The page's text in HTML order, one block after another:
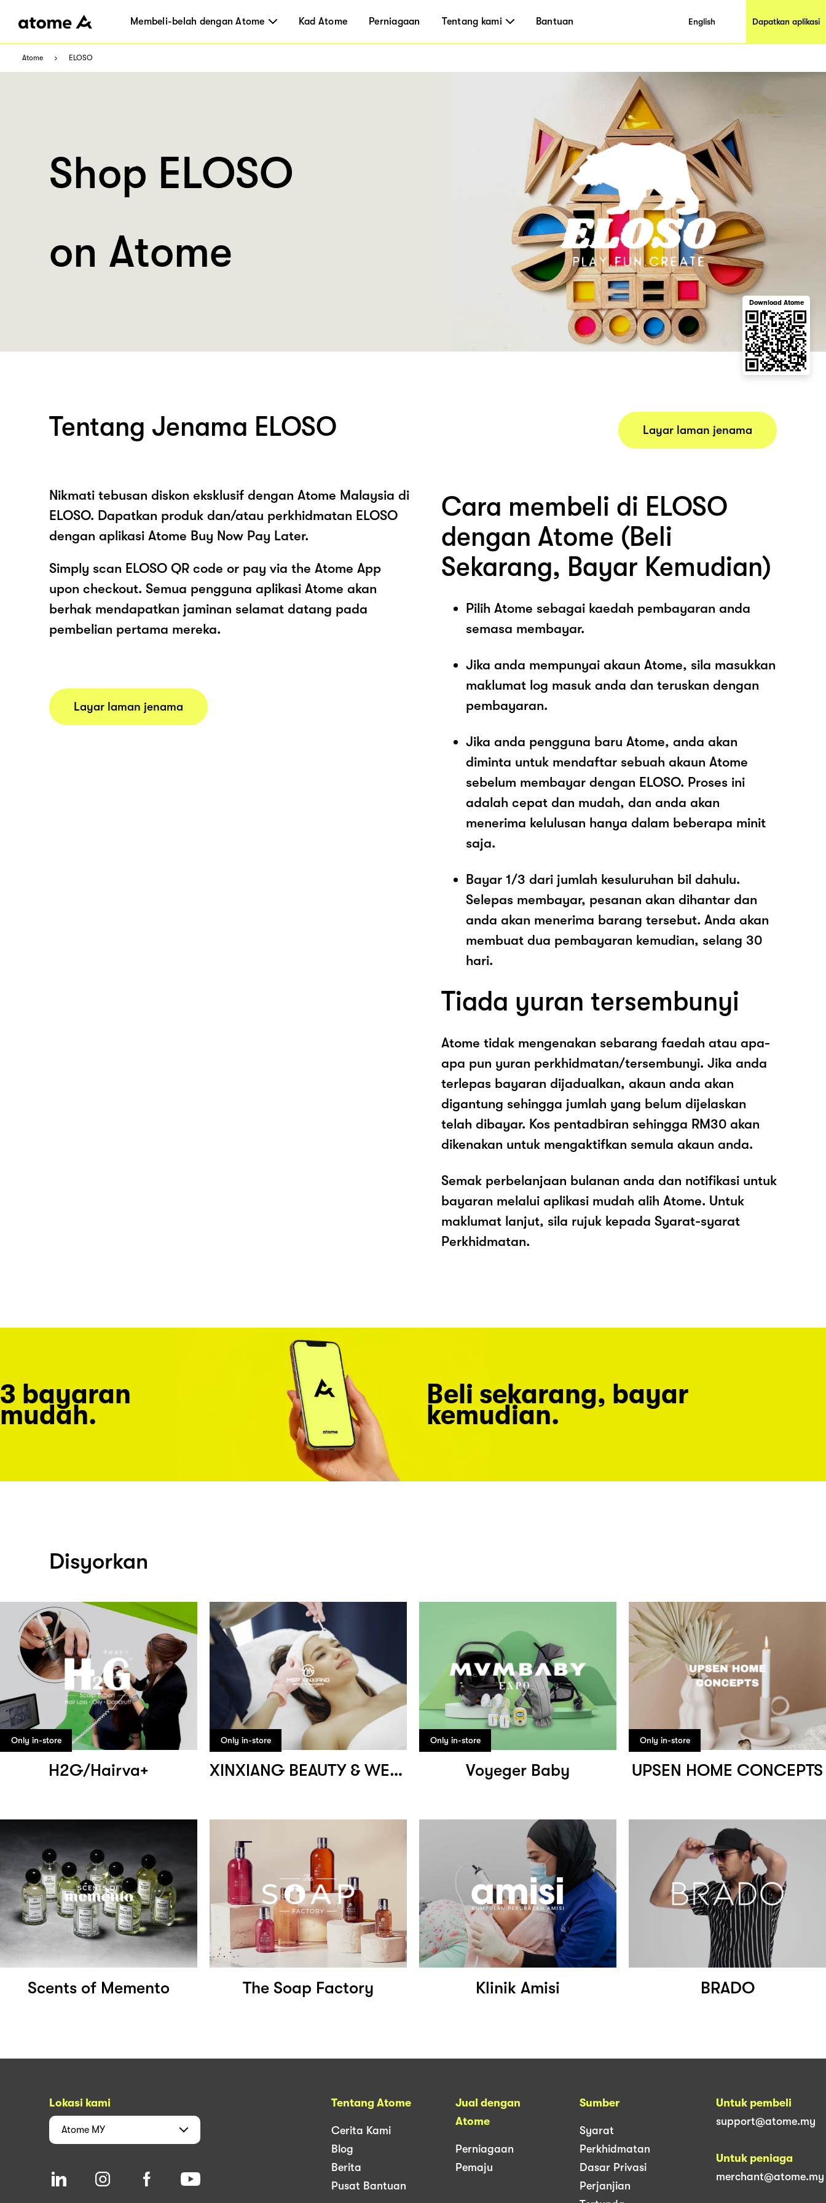
Membeli-belah dengan Atome Kad Atome Perniagaan Tentang kami Bantuan English Dapatkan aplikasi
Atome ELOSO
Shop ELOSO
on Atome
Download Atome
Tentang Jenama ELOSO
Nikmati tebusan diskon eksklusif dengan Atome Malaysia di
ELOSO. Dapatkan produk dan/atau perkhidmatan ELOSO
dengan aplikasi Atome Buy Now Pay Later.
Simply scan ELOSO QR code or pay via the Atome App
upon checkout. Semua pengguna aplikasi Atome akan
berhak mendapatkan jaminan selamat datang pada
pembelian pertama mereka.
Layar laman jenama
Layar laman jenama
Cara membeli di ELOSO
dengan Atome (Beli
Sekarang, Bayar Kemudian)
Pilih Atome sebagai kaedah pembayaran anda
semasa membayar.
Jika anda mempunyai akaun Atome, sila masukkan
maklumat log masuk anda dan teruskan dengan
pembayaran.
Jika anda pengguna baru Atome, anda akan
diminta untuk mendaftar sebuah akaun Atome
sebelum membayar dengan ELOSO. Proses ini
adalah cepat dan mudah, dan anda akan
menerima kelulusan hanya dalam beberapa minit
saja.
Bayar 1/3 dari jumlah kesuluruhan bil dahulu.
Selepas membayar, pesanan akan dihantar dan
anda akan menerima barang tersebut. Anda akan
membuat dua pembayaran kemudian, selang 30
hari.
Tiada yuran tersembunyi
Atome tidak mengenakan sebarang faedah atau apa-
apa pun yuran perkhidmatan/tersembunyi. Jika anda
terlepas bayaran dijadualkan, akaun anda akan
digantung sehingga jumlah yang belum dijelaskan
telah dibayar. Kos pentadbiran sehingga RM30 akan
dikenakan untuk mengaktifkan semula akaun anda.
Semak perbelanjaan bulanan anda dan notifikasi untuk
bayaran melalui aplikasi mudah alih Atome. Untuk
maklumat lanjut, sila rujuk kepada Syarat-syarat
Perkhidmatan.
3 bayaran
mudah.
Beli sekarang, bayar
kemudian.
Disyorkan
Only in-store
H2G/Hairva+
Only in-store
XINXIANG BEAUTY & WELLNESS
Only in-store
Voyeger Baby
Only in-store
UPSEN HOME CONCEPTS
Scents of Memento The Soap Factory Klinik Amisi BRADO
Lokasi kami
Atome MY
Tentang Atome
Cerita Kami
Blog
Berita
Pusat Bantuan
Jual dengan
Atome
Perniagaan
Pemaju
Sumber
Syarat
Perkhidmatan
Dasar Privasi
Perjanjian
Untuk pembeli
support@atome.my
Untuk peniaga
merchant@atome.my